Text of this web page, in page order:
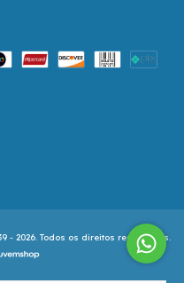
- 2026. Todos os direitos reservados.